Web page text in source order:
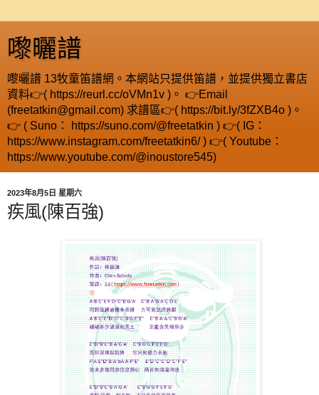
嚟曬譜
嚟曬譜 13牧童笛譜網。本網站只提供笛譜，並提供獨立書店
資料👉( https://reurl.cc/oVMn1v )。 👉Email
(freetatkin@gmail.com) 求譜區👉( https://bit.ly/3fZXB4o )。
👉 ( Suno： https://suno.com/@freetatkin ) 👉( IG：
https://www.instagram.com/freetatkin6/ ) 👉( Youtube：
https://www.youtube.com/@inoustore545)
2023年8月5日 星期六
疾風(陳百強)